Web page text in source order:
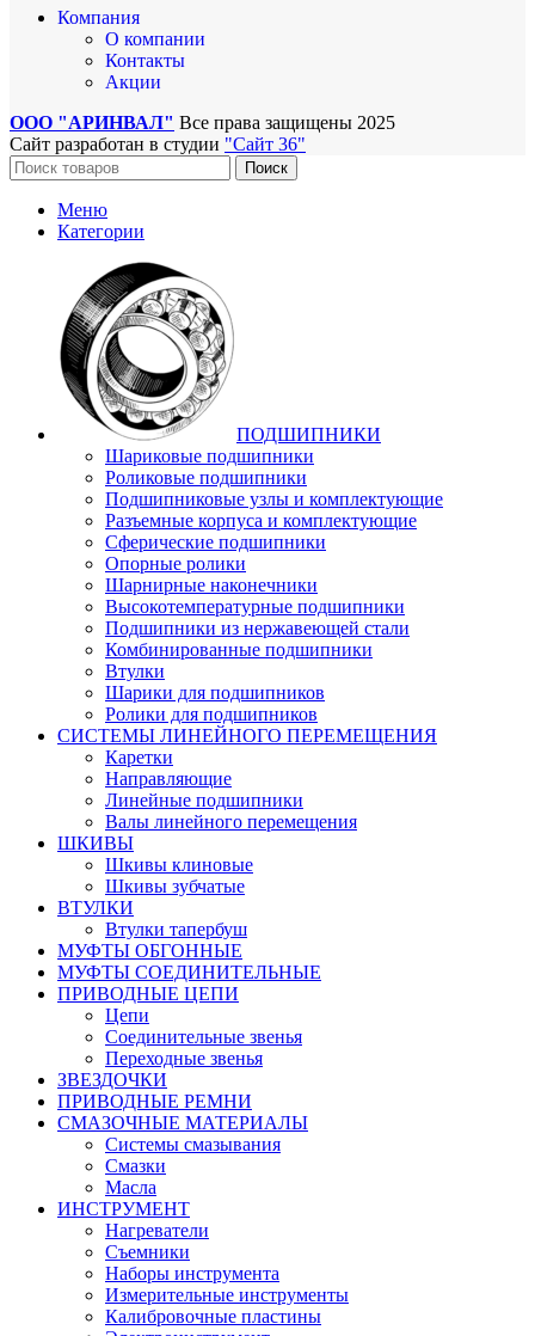
Компания
О компании
Контакты
Акции
ООО "АРИНВАЛ" Все права защищены 2025
Сайт разработан в студии "Сайт 36"
Поиск
Меню
Категории
ПОДШИПНИКИ
Шариковые подшипники
Роликовые подшипники
Подшипниковые узлы и комплектующие
Разъемные корпуса и комплектующие
Сферические подшипники
Опорные ролики
Шарнирные наконечники
Высокотемпературные подшипники
Подшипники из нержавеющей стали
Комбинированные подшипники
Втулки
Шарики для подшипников
Ролики для подшипников
СИСТЕМЫ ЛИНЕЙНОГО ПЕРЕМЕЩЕНИЯ
Каретки
Направляющие
Линейные подшипники
Валы линейного перемещения
ШКИВЫ
Шкивы клиновые
Шкивы зубчатые
ВТУЛКИ
Втулки тапербуш
МУФТЫ ОБГОННЫЕ
МУФТЫ СОЕДИНИТЕЛЬНЫЕ
ПРИВОДНЫЕ ЦЕПИ
Цепи
Соединительные звенья
Переходные звенья
ЗВЕЗДОЧКИ
ПРИВОДНЫЕ РЕМНИ
СМАЗОЧНЫЕ МАТЕРИАЛЫ
Системы смазывания
Смазки
Масла
ИНСТРУМЕНТ
Нагреватели
Съемники
Наборы инструмента
Измерительные инструменты
Калибровочные пластины